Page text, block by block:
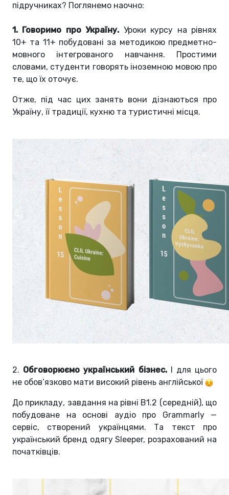
підручниках? Поглянемо наочно:
1. Говоримо про Україну. Уроки курсу на рівнях
10+ та 11+ побудовані за методикою предметно-
мовного інтегрованого навчання. Простими
словами, студенти говорять іноземною мовою про
те, що їх оточує.
Отже, під час цих занять вони дізнаються про
Україну, її традиції, кухню та туристичні місця.
2. Обговорюємо український бізнес.
І для цього
не обов’язково мати високий рівень англійської
До прикладу, завдання на рівні B1.2 (середній), що
побудоване на основі аудіо про Grammarly —
сервіс, створений українцями. Та текст про
український бренд одягу Sleeper, розрахований на
початківців.